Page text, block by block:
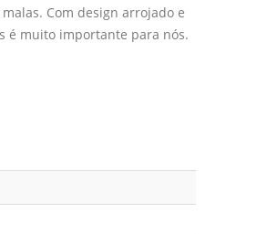
Com design arrojado e
é muito importante para nós.